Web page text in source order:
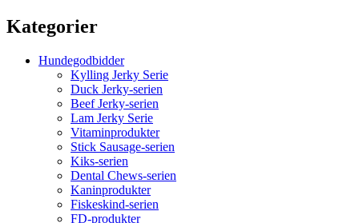
Kategorier
Hundegodbidder
Kylling Jerky Serie
Duck Jerky-serien
Beef Jerky-serien
Lam Jerky Serie
Vitaminprodukter
Stick Sausage-serien
Kiks-serien
Dental Chews-serien
Kaninprodukter
Fiskeskind-serien
FD-produkter